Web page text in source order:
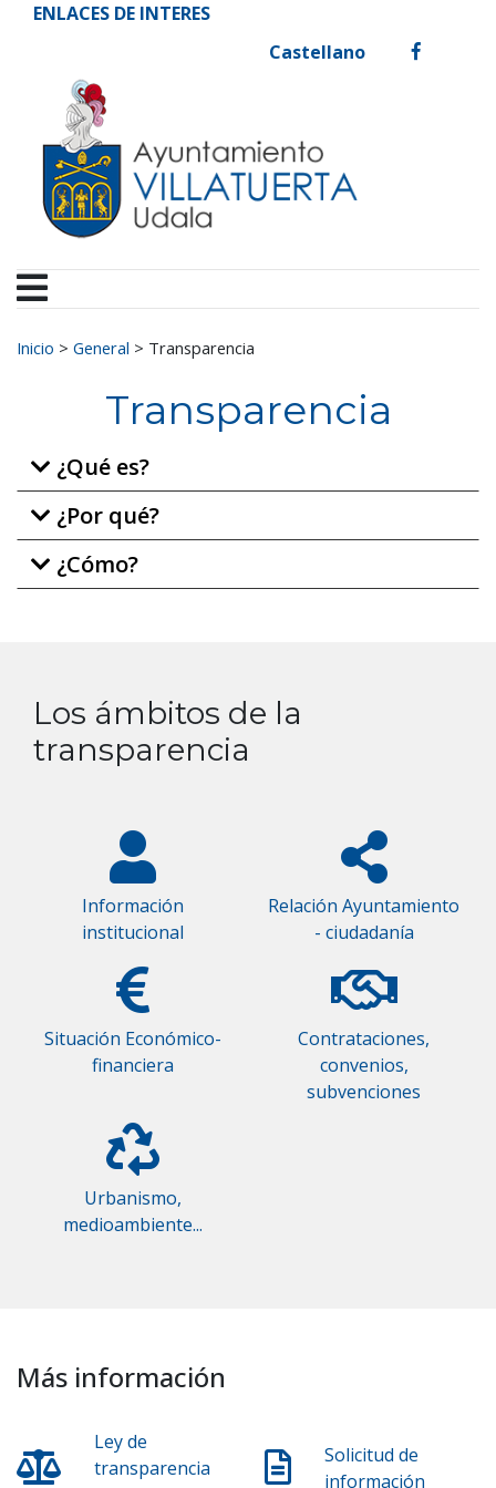
Ir al contenido
Ayuntamiento de
ENLACES DE INTERES
Castellano
facebook
Buscar:
Inicio > General > Transparencia
Transparencia
¿Qué es?
¿Por qué?
¿Cómo?
Los ámbitos de la
transparencia
Información
institucional
Relación Ayuntamiento
- ciudadanía
Situación Económico-
financiera
Contrataciones,
convenios,
subvenciones
Urbanismo,
medioambiente...
Más información
Ley de
transparencia
Solicitud de
información